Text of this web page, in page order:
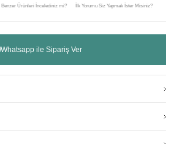
Benzer Ürünleri İncelediniz mi? İlk Yorumu Siz Yapmak İster Misiniz?
Whatsapp ile Sipariş Ver